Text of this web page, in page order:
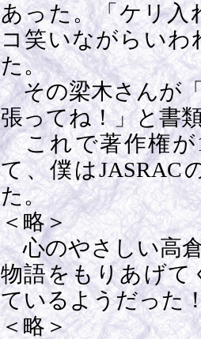
あった。「ケリ入
コ笑いながらいわ
た。
その梁木さんが「
張ってね！」と書
これで著作権が
て、僕はJASRAC
た。
＜略＞
心のやさしい高倉
物語をもりあげ
ているようだった
＜略＞